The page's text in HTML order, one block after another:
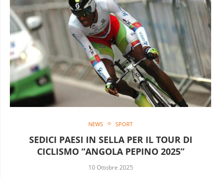
NEWS SPORT
SEDICI PAESI IN SELLA PER IL TOUR DI
CICLISMO “ANGOLA PEPINO 2025”
10 Ottobre 2025